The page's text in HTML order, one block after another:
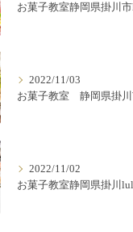
お菓子教室静岡県掛川
2022/11/03
お菓子教室 静岡県掛
2022/11/02
お菓子教室静岡県掛川